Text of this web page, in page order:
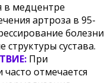
в медцентре
артроза в 95-
болезни
сустава.
При
отмечается